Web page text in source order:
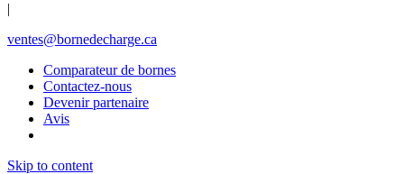
|
ventes@bornedecharge.ca
Comparateur de bornes
Contactez-nous
Devenir partenaire
Avis
Skip to content